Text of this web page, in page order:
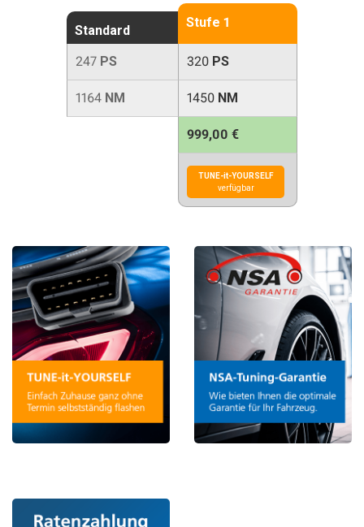
Standard
247 PS
1164 NM
Stufe 1
320 PS
1450 NM
999,00 €
TUNE-it-YOURSELF
verfügbar